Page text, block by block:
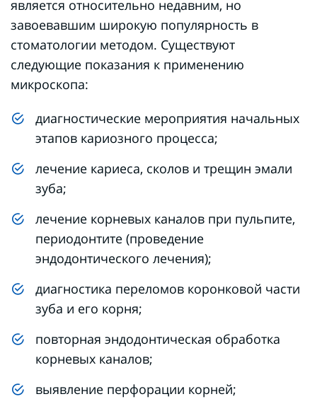
является относительно недавним, но
завоевавшим широкую популярность в
стоматологии методом. Существуют
следующие показания к применению
микроскопа:
диагностические мероприятия начальных
этапов кариозного процесса;
лечение кариеса, сколов и трещин эмали
зуба;
лечение корневых каналов при пульпите,
периодонтите (проведение
эндодонтического лечения);
диагностика переломов коронковой части
зуба и его корня;
повторная эндодонтическая обработка
корневых каналов;
выявление перфорации корней;